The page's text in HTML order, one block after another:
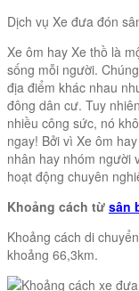
Dịch vụ Xe đưa đón
Xe ôm hay Xe thồ là
sống mỗi người.
địa điểm khác nhau
đông dân cư. Tuy
nhiều công sức, nó
ngay! Bởi vì Xe ôm
nhân hay nhóm người
hoạt động chuyên
Khoảng cách từ sân
Khoảng cách di
khoảng 66,3km.